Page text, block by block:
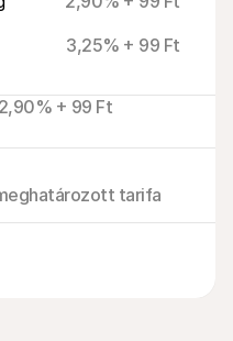
3,25% + 99 Ft
2,90% + 99 Ft
tarifa